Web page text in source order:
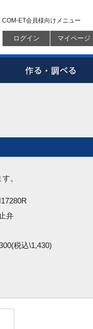
COM-ET会員様向けメニュー
ログイン マイページ
。
弁
税込\1,430)